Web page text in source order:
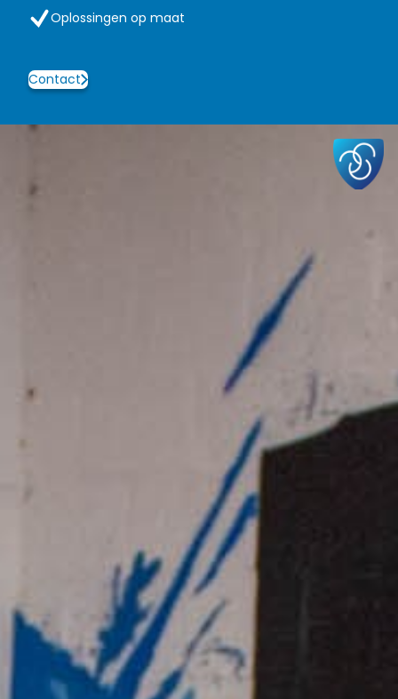
Oplossingen op maat
Contact